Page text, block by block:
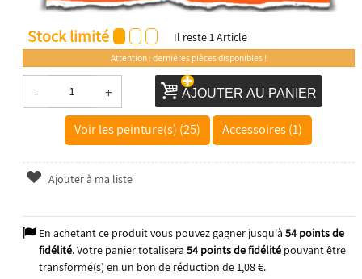
Stock limité Il reste1Article
Attention : dernières pièces disponibles !
- + AJOUTER AU PANIER
Voir les peinture(s) (25) Accessoires (1)
Ajouter à ma liste
En achetant ce produit vous pouvez gagner jusqu'à 54points de
fidélité. Votre panier totalisera 54points de fidélitépouvant être
transformé(s) en un bon de réduction de1,08 €.